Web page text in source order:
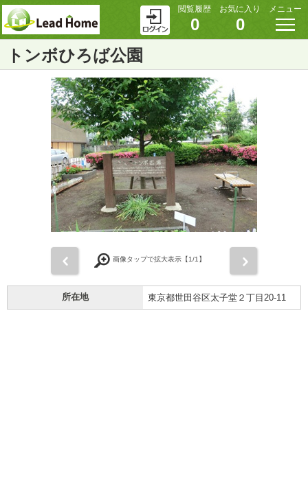
閲覧履歴
0
お気に入り
0
メニュー
トンボひろば公園
画像タップで拡大表示【1/1】
所在地 東京都世田谷区太子堂２丁目20-11